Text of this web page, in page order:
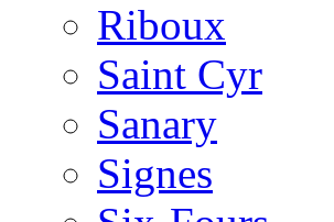
Riboux
Saint Cyr
Sanary
Signes